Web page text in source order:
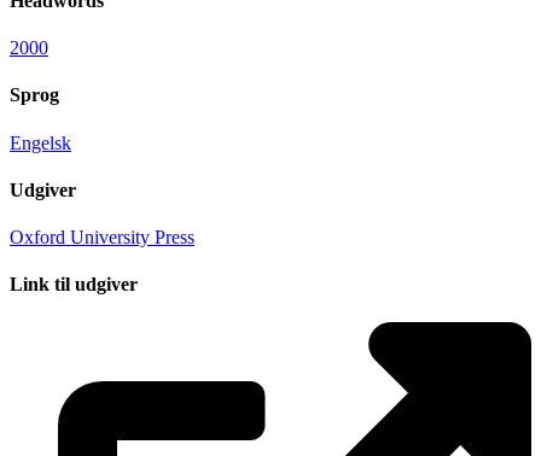
2000
Sprog
Engelsk
Udgiver
Oxford University Press
Link til udgiver